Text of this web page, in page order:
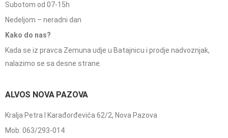
Subotom od 07-15h
Nedeljom – neradni dan
Kako do nas?
Kada se iz pravca Zemuna udje u Batajnicu i prodje nadvoznjak,
nalazimo se sa desne strane.
ALVOS NOVA PAZOVA
Kralja Petra I Karađorđevića 62/2, Nova Pazova
Mob: 063/293-014